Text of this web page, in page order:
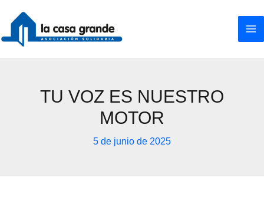
contenido
TU VOZ ES NUESTRO
MOTOR
5 de junio de 2025